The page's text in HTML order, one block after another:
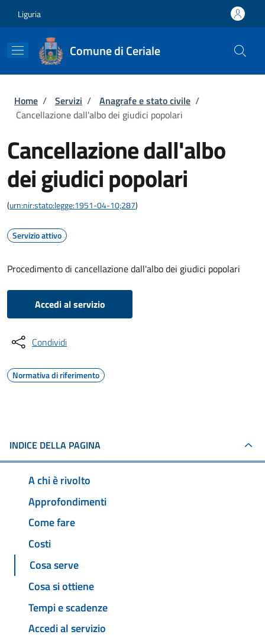
Liguria
Comune di Ceriale
Briciole di pane
Home / Servizi / Anagrafe e stato civile /
Cancellazione dall'albo dei giudici popolari
Cancellazione dall'albo
dei giudici popolari
(urn:nir:stato:legge:1951-04-10;287)
Servizio attivo
Procedimento di cancellazione dall'albo dei giudici popolari
Accedi al servizio
Condividi
Normativa di riferimento
INDICE DELLA PAGINA
A chi è rivolto
Approfondimenti
Come fare
Costi
Cosa serve
Cosa si ottiene
Tempi e scadenze
Accedi al servizio